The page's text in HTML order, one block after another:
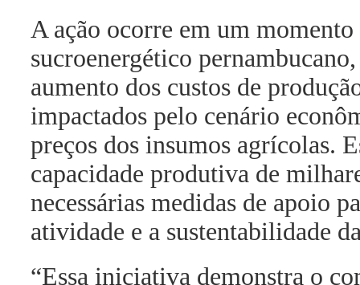
A ação ocorre em um
sucroenergético
aumento dos custos de
impactados pelo cenário
preços dos insumos agrícolas.
capacidade produtiva de
necessárias medidas de apoio
atividade e a sustentabilidade
“Essa iniciativa demonstra o